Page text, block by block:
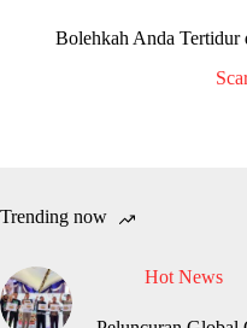
Bolehkah Anda Tertidur
Trending now
Hot News